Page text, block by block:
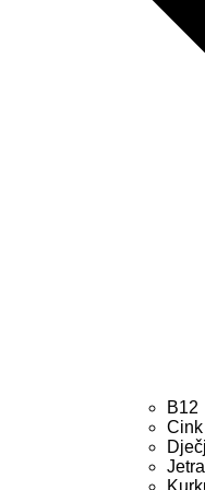
B12
Cink
Jetra